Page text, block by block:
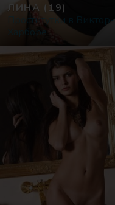
ЛИНА (19)
Проститутки в Виктор-
Харборе